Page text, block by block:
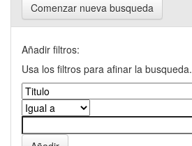
Comenzar nueva busqueda
Añadir filtros:
Usa los filtros para afinar la busqueda.